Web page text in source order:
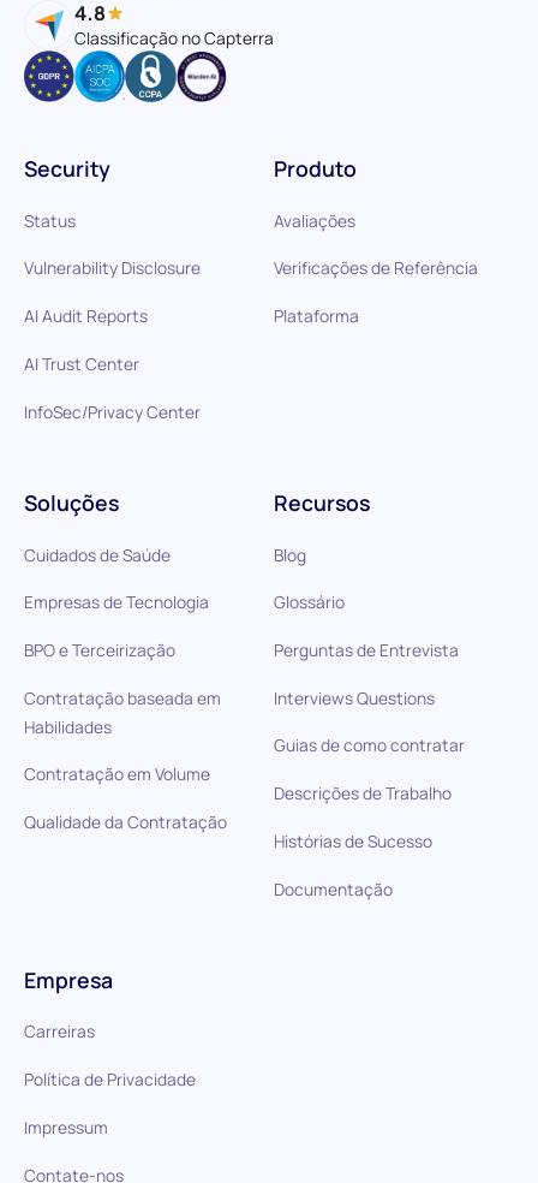
4.8
Classificação no Capterra
Produto
Avaliações
Verificações de Referência
Plataforma
Soluções
Cuidados de Saúde
Empresas de Tecnologia
BPO e Terceirização
Contratação baseada em
Habilidades
Contratação em Volume
Qualidade da Contratação
Recursos
Blog
Glossário
Perguntas de Entrevista
Interviews Questions
Guias de como contratar
Descrições de Trabalho
Histórias de Sucesso
Documentação
Security
Status
Vulnerability Disclosure
AI Audit Reports
AI Trust Center
InfoSec/Privacy Center
Empresa
Carreiras
Política de Privacidade
Impressum
Contate-nos